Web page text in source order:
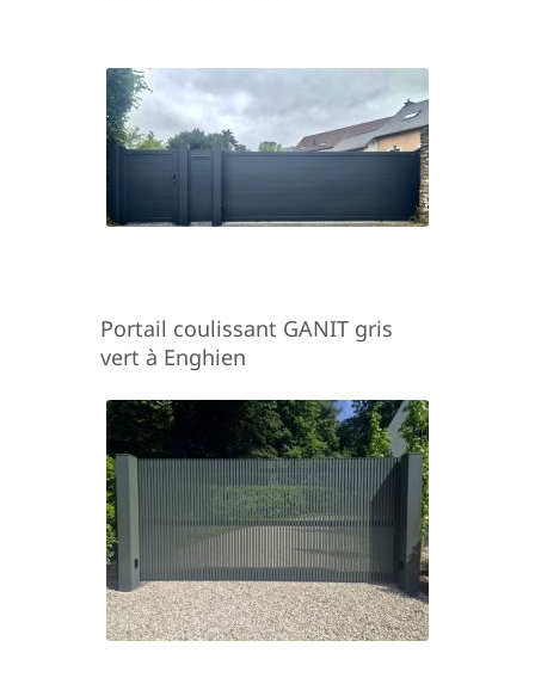
Portail coulissant GANIT gris
vert à Enghien